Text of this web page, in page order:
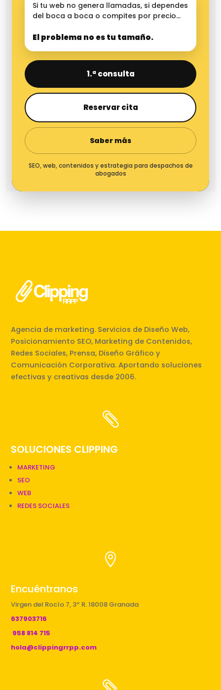
Si tu web no genera llamadas, si dependes
del boca a boca o compites por precio…
El problema no es tu tamaño.
1.ª consulta
Reservar cita
Saber más
SEO, web, contenidos y estrategia para despachos de
abogados
Agencia de marketing. Servicios de Diseño Web,
Posicionamiento SEO, Marketing de Contenidos,
Redes Sociales, Prensa, Diseño Gráfico y
Comunicación Corporativa. Aportando soluciones
efectivas y creativas desde 2006.

SOLUCIONES CLIPPING
MARKETING
SEO
WEB
REDES SOCIALES

Encuéntranos
Virgen del Rocío 7, 3º R. 18008 Granada
637903716
958 814 715
hola@clippingrrpp.com